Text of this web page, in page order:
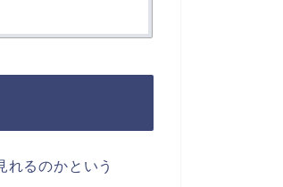
れるのかという